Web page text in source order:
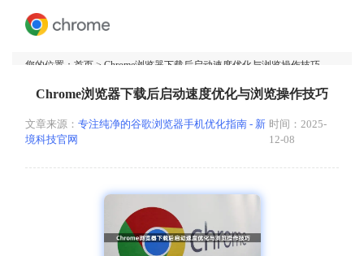
您的位置： 首页 > Chrome浏览器下载后启动速度优化与浏览操作技巧
Chrome浏览器下载后启动速度优化与浏览操作技巧
文章来源： 专注纯净的谷歌浏览器手机优化指南 - 新
境科技官网
时间：2025-
12-08